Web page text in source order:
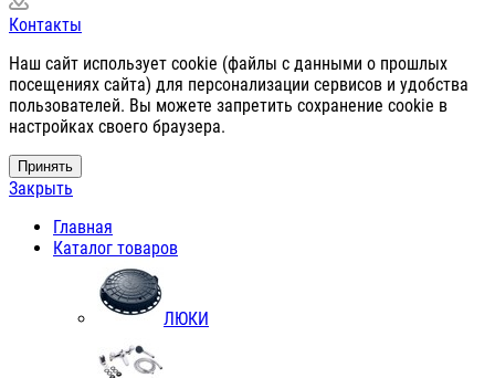
Контакты
Наш сайт использует cookie (файлы с данными о прошлых
посещениях сайта) для персонализации сервисов и удобства
пользователей. Вы можете запретить сохранение cookie в
настройках своего браузера.
Принять
Закрыть
Главная
Каталог товаров
ЛЮКИ